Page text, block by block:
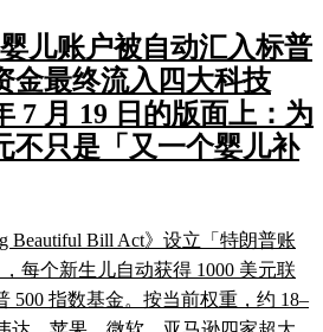
儿账户被自动汇入标普
金最终流入四大科技
7 月 19 日的版面上：为
不只是「又一个婴儿补
Beautiful Bill Act》设立「特朗普账
，每个新生儿自动获得 1000 美元联
500 指数基金。按当前权重，约 18–